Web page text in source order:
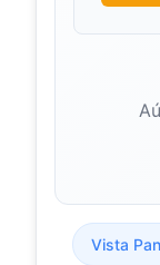
tem
Vista